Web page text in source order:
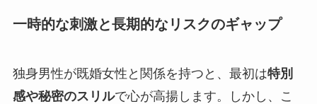
一時的な刺激と長期的なリスクのギャップ
独身男性が既婚女性と関係を持つと、最初は特別
感や秘密のスリルで心が高揚します。しかし、こ